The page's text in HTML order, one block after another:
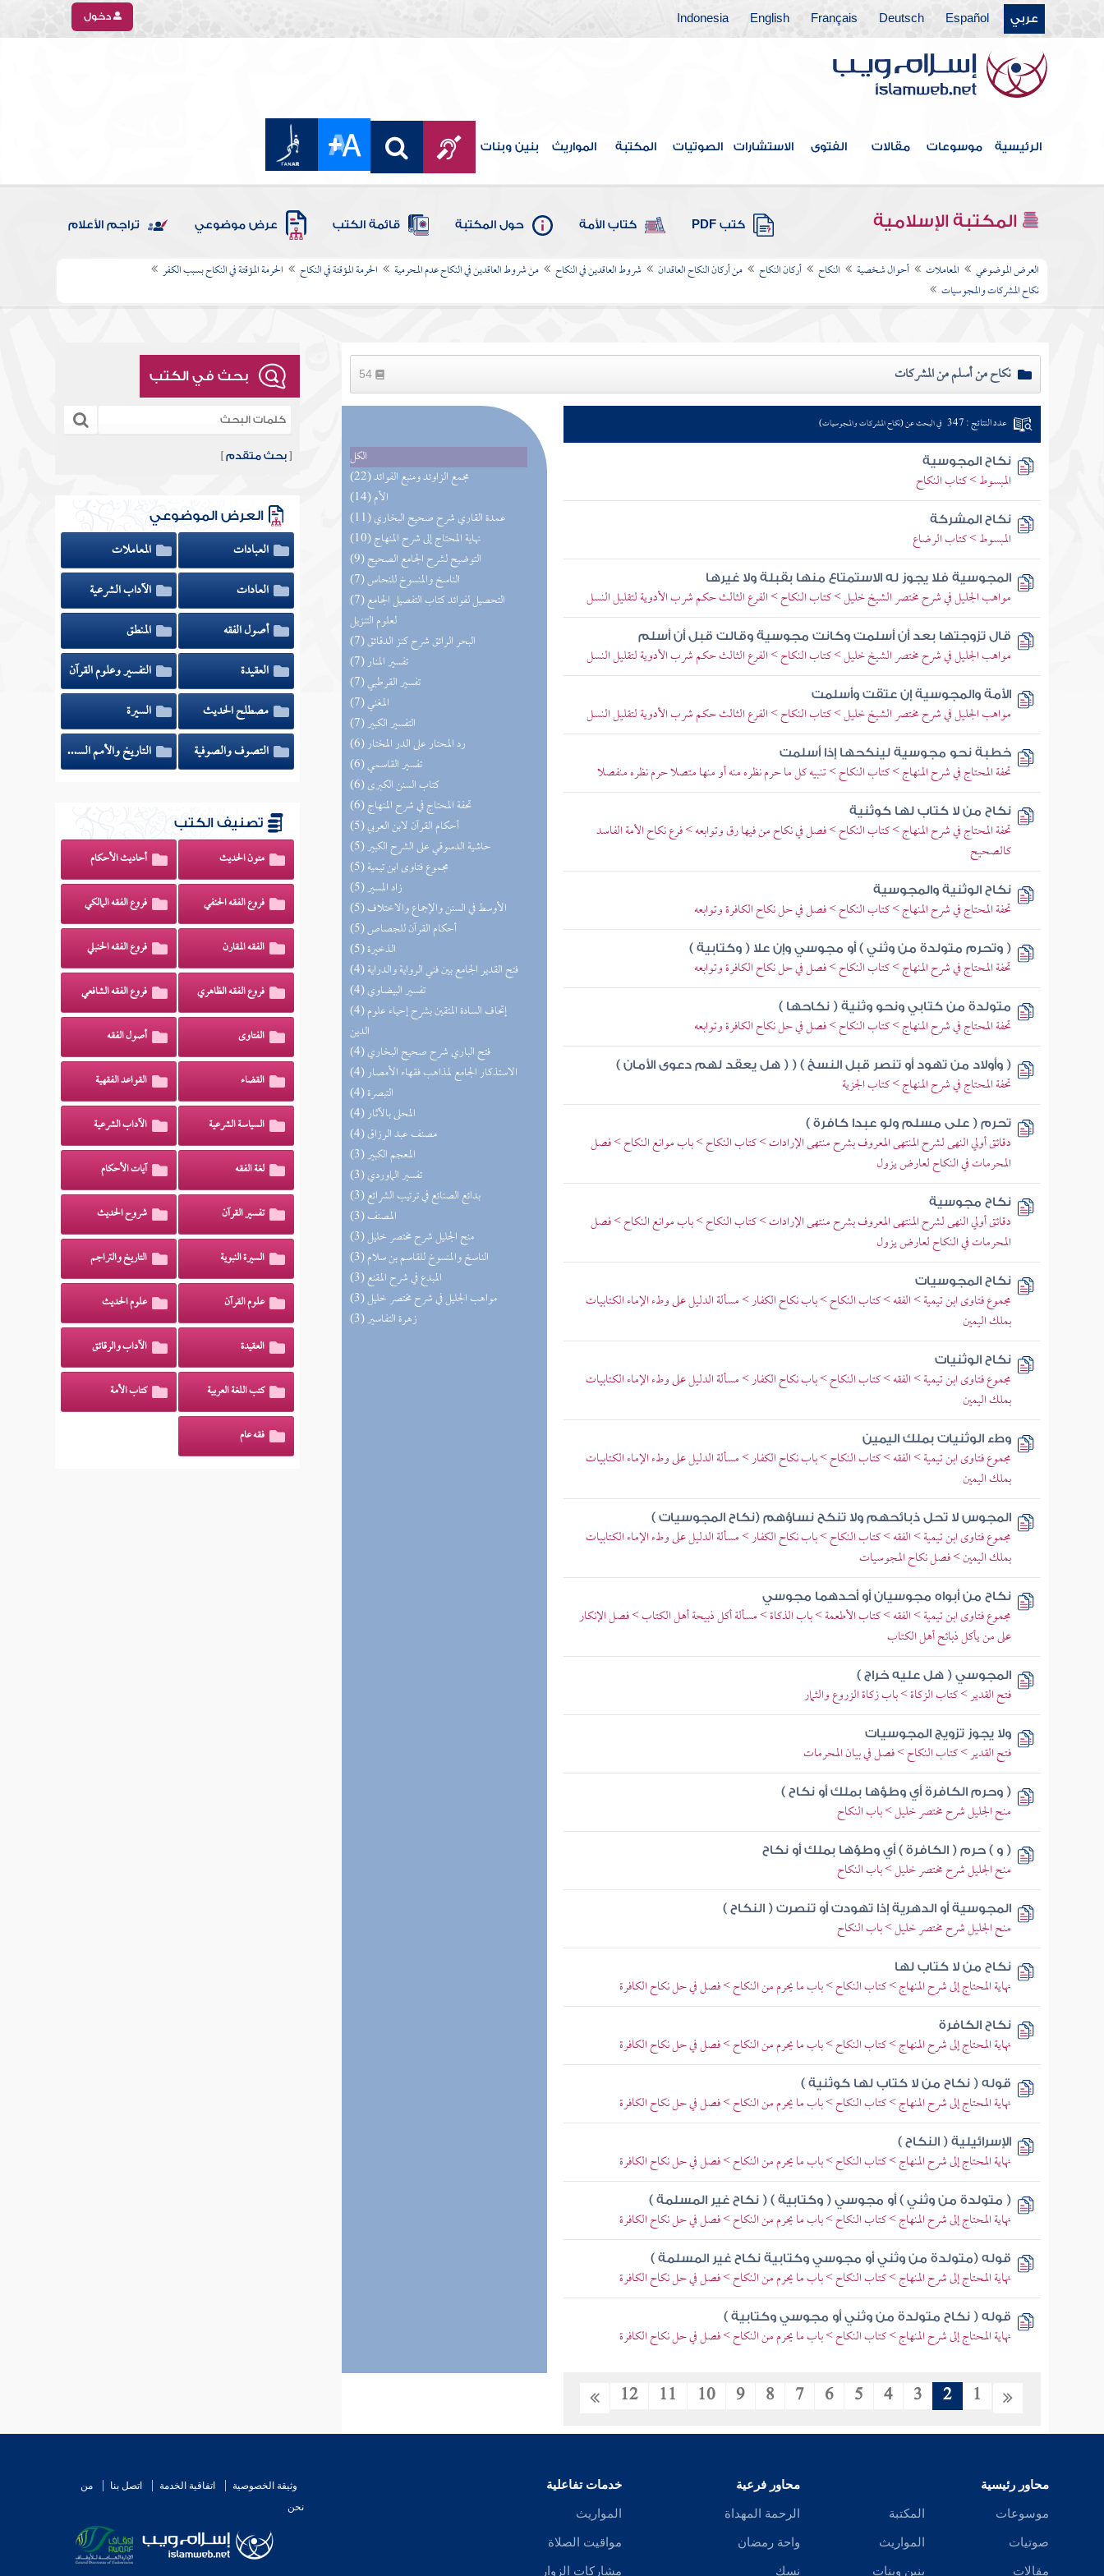
عربي Español
Deutsch
Français
English
Indonesia دخول
الرئيسية موسوعات مقالات الفتوى الاستشارات الصوتيات المكتبة المواريث بنين وبنات
المكتبة الإسلامية كتب PDF كتاب الأمة حول المكتبة قائمة الكتب عرض موضوعي تراجم الأعلام
العرض الموضوعي المعاملات أحوال شخصية النكاح أركان النكاح من أركان النكاح العاقدان شروط العاقدين في النكاح من شروط العاقدين في النكاح عدم المحرمية الحرمة المؤقتة في النكاح
الحرمة المؤقتة في النكاح بسبب الكفر
نكاح المشركات والمجوسيات
نكاح من أسلم من المشركات 54
الكل
(22) مجمع الزاوئد ومنبع الفوائد
(14) الأم
(11) عمدة القاري شرح صحيح البخاري
(10) نهاية المحتاج إلى شرح المنهاج
(9) التوضيح لشرح الجامع الصحيح
(7) الناسخ والمنسوخ للنحاس
(7) التحصيل لفوائد كتاب التفصيل الجامع
لعلوم التنزيل
(7) البحر الرائق شرح كنز الدقائق
(7) تفسير المنار
(7) تفسير القرطبي
(7) المغني
(7) التفسير الكبير
(6) رد المحتار على الدر المختار
(6) تفسير القاسمي
(6) كتاب السنن الكبرى
(6) تحفة المحتاج في شرح المنهاج
(5) أحكام القرآن لابن العربي
(5) حاشية الدسوقي على الشرح الكبير
(5) مجموع فتاوى ابن تيمية
(5) زاد المسير
(5) الأوسط في السنن والإجماع والاختلاف
(5) أحكام القرآن للجصاص
(5) الذخيرة
(4) فتح القدير الجامع بين فني الرواية والدراية
(4) تفسير البيضاوي
(4) إتحاف السادة المتقين بشرح إحياء علوم
الدين
(4) فتح الباري شرح صحيح البخاري
(4) الاستذكار الجامع لمذاهب فقهاء الأمصار
(4) التبصرة
(4) المحلى بالآثار
(4) مصنف عبد الرزاق
(3) المعجم الكبير
(3) تفسير الماوردي
(3) بدائع الصنائع في ترتيب الشرائع
(3) المصنف
(3) منح الجليل شرح مختصر خليل
(3) الناسخ والمنسوخ للقاسم بن سلام
(3) المبدع في شرح المقنع
(3) مواهب الجليل في شرح مختصر خليل
(3) زهرة التفاسير
عدد النتائج : 347 في البحث عن (نكاح المشركات والمجوسيات)
نكاح المجوسية
المبسوط > كتاب النكاح
نكاح المشركة
المبسوط > كتاب الرضاع
المجوسية فلا يجوز له الاستمتاع منها بقبلة ولا غيرها
مواهب الجليل في شرح مختصر الشيخ خليل > كتاب النكاح > الفرع الثالث حكم شرب الأدوية لتقليل النسل
قال تزوجتها بعد أن أسلمت وكانت مجوسية وقالت قبل أن أسلم
مواهب الجليل في شرح مختصر الشيخ خليل > كتاب النكاح > الفرع الثالث حكم شرب الأدوية لتقليل النسل
الأمة والمجوسية إن عتقت وأسلمت
مواهب الجليل في شرح مختصر الشيخ خليل > كتاب النكاح > الفرع الثالث حكم شرب الأدوية لتقليل النسل
خطبة نحو مجوسية لينكحها إذا أسلمت
تحفة المحتاج في شرح المنهاج > كتاب النكاح > تنبيه كل ما حرم نظره منه أو منها متصلا حرم نظره منفصلا
نكاح من لا كتاب لها كوثنية
تحفة المحتاج في شرح المنهاج > كتاب النكاح > فصل في نكاح من فيها رق وتوابعه > فرع نكاح الأمة الفاسد
كالصحيح
نكاح الوثنية والمجوسية
تحفة المحتاج في شرح المنهاج > كتاب النكاح > فصل في حل نكاح الكافرة وتوابعه
( وتحرم متولدة من وثني ) أو مجوسي وإن علا ( وكتابية )
تحفة المحتاج في شرح المنهاج > كتاب النكاح > فصل في حل نكاح الكافرة وتوابعه
متولدة من كتابي ونحو وثنية ( نكاحها )
تحفة المحتاج في شرح المنهاج > كتاب النكاح > فصل في حل نكاح الكافرة وتوابعه
( وأولاد من تهود أو تنصر قبل النسخ ) ( ( هل يعقد لهم دعوى الأمان )
تحفة المحتاج في شرح المنهاج > كتاب الجزية
تحرم ( على مسلم ولو عبدا كافرة )
دقائق أولي النهى لشرح المنتهى المعروف بشرح منتهى الإرادات > كتاب النكاح > باب موانع النكاح > فصل
المحرمات في النكاح لعارض يزول
نكاح مجوسية
دقائق أولي النهى لشرح المنتهى المعروف بشرح منتهى الإرادات > كتاب النكاح > باب موانع النكاح > فصل
المحرمات في النكاح لعارض يزول
نكاح المجوسيات
مجموع فتاوى ابن تيمية > الفقه > كتاب النكاح > باب نكاح الكفار > مسألة الدليل على وطء الإماء الكتابيات
بملك اليمين
نكاح الوثنيات
مجموع فتاوى ابن تيمية > الفقه > كتاب النكاح > باب نكاح الكفار > مسألة الدليل على وطء الإماء الكتابيات
بملك اليمين
وطء الوثنيات بملك اليمين
مجموع فتاوى ابن تيمية > الفقه > كتاب النكاح > باب نكاح الكفار > مسألة الدليل على وطء الإماء الكتابيات
بملك اليمين
المجوس لا تحل ذبائحهم ولا تنكح نساؤهم (نكاح المجوسيات )
مجموع فتاوى ابن تيمية > الفقه > كتاب النكاح > باب نكاح الكفار > مسألة الدليل على وطء الإماء الكتابيات
بملك اليمين > فصل نكاح المجوسيات
نكاح من أبواه مجوسيان أو أحدهما مجوسي
مجموع فتاوى ابن تيمية > الفقه > كتاب الأطعمة > باب الذكاة > مسألة أكل ذبيحة أهل الكتاب > فصل الإنكار
على من يأكل ذبائح أهل الكتاب
المجوسي ( هل عليه خراج )
فتح القدير > كتاب الزكاة > باب زكاة الزروع والثمار
ولا يجوز تزويج المجوسيات
فتح القدير > كتاب النكاح > فصل في بيان المحرمات
( وحرم الكافرة أي وطؤها بملك أو نكاح )
منح الجليل شرح مختصر خليل > باب النكاح
( و ) حرم ( الكافرة ) أي وطؤها بملك أو نكاح
منح الجليل شرح مختصر خليل > باب النكاح
المجوسية أو الدهرية إذا تهودت أو تنصرت ( النكاح )
منح الجليل شرح مختصر خليل > باب النكاح
نكاح من لا كتاب لها
نهاية المحتاج إلى شرح المنهاج > كتاب النكاح > باب ما يحرم من النكاح > فصل في حل نكاح الكافرة
نكاح الكافرة
نهاية المحتاج إلى شرح المنهاج > كتاب النكاح > باب ما يحرم من النكاح > فصل في حل نكاح الكافرة
قوله ( نكاح من لا كتاب لها كوثنية )
نهاية المحتاج إلى شرح المنهاج > كتاب النكاح > باب ما يحرم من النكاح > فصل في حل نكاح الكافرة
الإسرائيلية ( النكاح )
نهاية المحتاج إلى شرح المنهاج > كتاب النكاح > باب ما يحرم من النكاح > فصل في حل نكاح الكافرة
( متولدة من وثني ) أو مجوسي ( وكتابية ) ( نكاح غير المسلمة )
نهاية المحتاج إلى شرح المنهاج > كتاب النكاح > باب ما يحرم من النكاح > فصل في حل نكاح الكافرة
قوله (متولدة من وثني أو مجوسي وكتابية نكاح غير المسلمة )
نهاية المحتاج إلى شرح المنهاج > كتاب النكاح > باب ما يحرم من النكاح > فصل في حل نكاح الكافرة
قوله ( نكاح متولدة من وثني أو مجوسي وكتابية )
نهاية المحتاج إلى شرح المنهاج > كتاب النكاح > باب ما يحرم من النكاح > فصل في حل نكاح الكافرة
1
2
3
4
5
6
7
8
9
10
11
12
بحث في الكتب
[بحث متقدم ]
العرض الموضوعي
العبادات
المعاملات
العادات
الآداب الشرعية
أصول الفقه
المنطق
العقيدة
التفسير وعلوم القرآن
مصطلح الحديث
السيرة
التصوف والصوفية
التاريخ والأمم السابقة
تصنيف الكتب
متون الحديث أحاديث الأحكام
فروع الفقه الحنفي فروع الفقه المالكي
الفقه المقارن فروع الفقه الحنبلي
فروع الفقه الظاهري فروع الفقه الشافعي
الفتاوى أصول الفقه
القضاء القواعد الفقهية
السياسة الشرعية الآداب الشرعية
لغة الفقه آيات الأحكام
تفسير القرآن شروح الحديث
السيرة النبوية التاريخ والتراجم
علوم القرآن علوم الحديث
العقيدة الآداب والرقائق
كتب اللغة العربية كتاب الأمة
فقه عام
محاور رئيسية
موسوعات
صوتيات
مقالات
المكتبة
المواريث
بنين وبنات
محاور فرعية
الرحمة المهداة
واحة رمضان
نسك
خدمات تفاعلية
المواريث
مواقيت الصلاة
مشاركات الزوار
وثيقة الخصوصية اتفاقية الخدمة اتصل بنا
من
نحن